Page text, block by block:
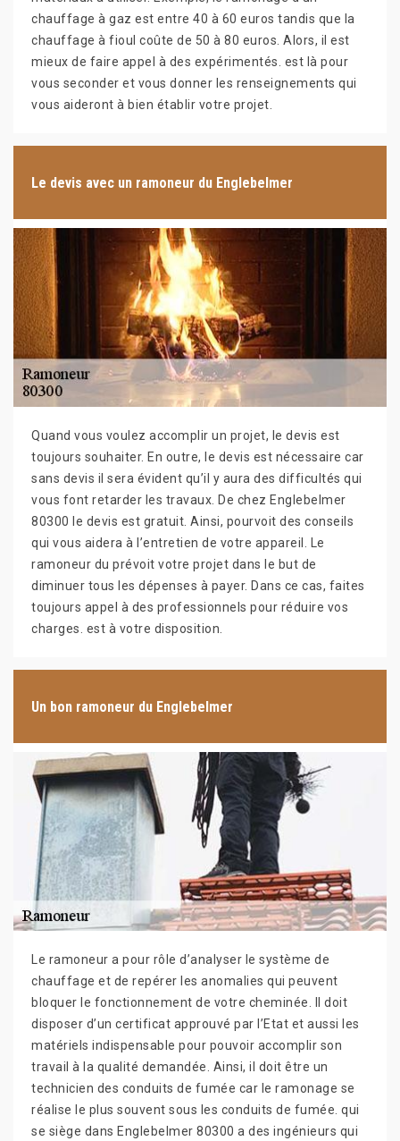
chauffage à gaz est entre 40 à 60 euros tandis que la
chauffage à fioul coûte de 50 à 80 euros. Alors, il est
mieux de faire appel à des expérimentés. est là pour
vous seconder et vous donner les renseignements qui
vous aideront à bien établir votre projet.
Le devis avec un ramoneur du Englebelmer
Quand vous voulez accomplir un projet, le devis est
toujours souhaiter. En outre, le devis est nécessaire car
sans devis il sera évident qu’il y aura des difficultés qui
vous font retarder les travaux. De chez Englebelmer
80300 le devis est gratuit. Ainsi, pourvoit des conseils
qui vous aidera à l’entretien de votre appareil. Le
ramoneur du prévoit votre projet dans le but de
diminuer tous les dépenses à payer. Dans ce cas, faites
toujours appel à des professionnels pour réduire vos
charges. est à votre disposition.
Un bon ramoneur du Englebelmer
Le ramoneur a pour rôle d’analyser le système de
chauffage et de repérer les anomalies qui peuvent
bloquer le fonctionnement de votre cheminée. Il doit
disposer d’un certificat approuvé par l’Etat et aussi les
matériels indispensable pour pouvoir accomplir son
travail à la qualité demandée. Ainsi, il doit être un
technicien des conduits de fumée car le ramonage se
réalise le plus souvent sous les conduits de fumée. qui
se siège dans Englebelmer 80300 a des ingénieurs qui